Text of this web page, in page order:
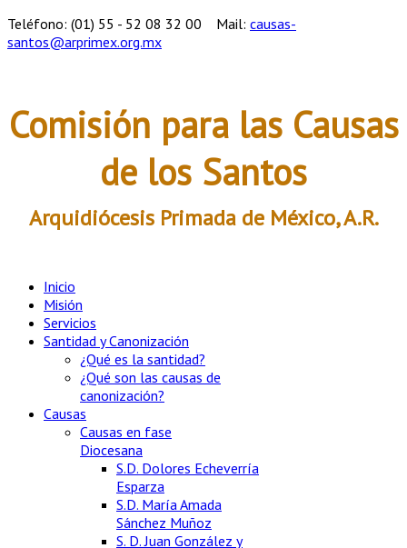
Teléfono: (01) 55 - 52 08 32 00 Mail: causas-
santos@arprimex.org.mx
Comisión para las Causas
de los Santos
Arquidiócesis Primada de México, A.R.
Inicio
Misión
Servicios
Santidad y Canonización
¿Qué es la santidad?
¿Qué son las causas de
canonización?
Causas
Causas en fase
Diocesana
S.D. Dolores Echeverría
Esparza
S.D. María Amada
Sánchez Muñoz
S. D. Juan González y